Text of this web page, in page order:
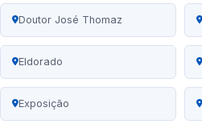
Doutor José Thomaz
Eldorado
Exposição